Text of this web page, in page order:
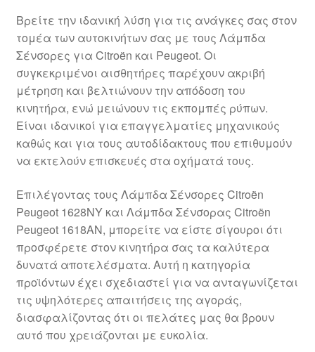
Μεταφορά
Ο λογαριασμός μου
Ολοκλήρωση αγοράς
Οροι και Προϋποθέσεις
Παγκόσμια αποστολή
Παράπονα
πληρωμές
Πολιτική Απορρήτου
Σχετικά με εμάς
Βρείτε την ιδανική λύση για τις ανάγκες σας στον
τομέα των αυτοκινήτων σας με τους Λάμπδα
Σένσορες για Citroën και Peugeot. Οι
συγκεκριμένοι αισθητήρες παρέχουν ακριβή
μέτρηση και βελτιώνουν την απόδοση του
κινητήρα, ενώ μειώνουν τις εκπομπές ρύπων.
Είναι ιδανικοί για επαγγελματίες μηχανικούς
καθώς και για τους αυτοδίδακτους που επιθυμούν
να εκτελούν επισκευές στα οχήματά τους.
Επιλέγοντας τους Λάμπδα Σένσορες Citroën
Peugeot 1628NY και Λάμπδα Σένσορας Citroën
Peugeot 1618AN, μπορείτε να είστε σίγουροι ότι
προσφέρετε στον κινητήρα σας τα καλύτερα
δυνατά αποτελέσματα. Αυτή η κατηγορία
προϊόντων έχει σχεδιαστεί για να ανταγωνίζεται
τις υψηλότερες απαιτήσεις της αγοράς,
διασφαλίζοντας ότι οι πελάτες μας θα βρουν
αυτό που χρειάζονται με ευκολία.